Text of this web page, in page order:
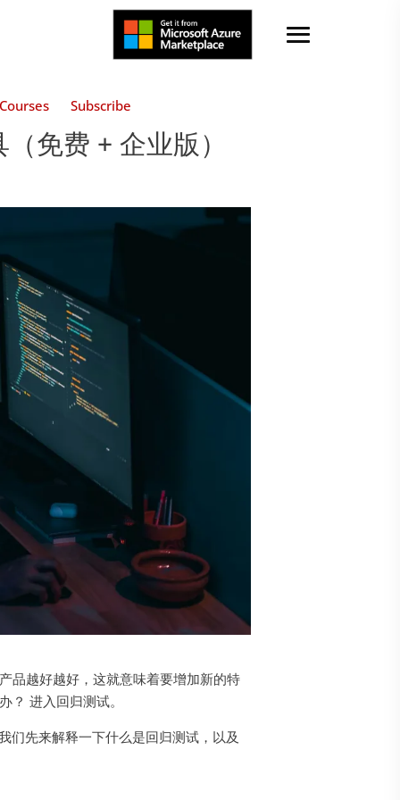
Courses Subscribe
免费 + 企业版）
品越好越好，这就意味着要增加新的特
？ 进入回归测试。
们先来解释一下什么是回归测试，以及